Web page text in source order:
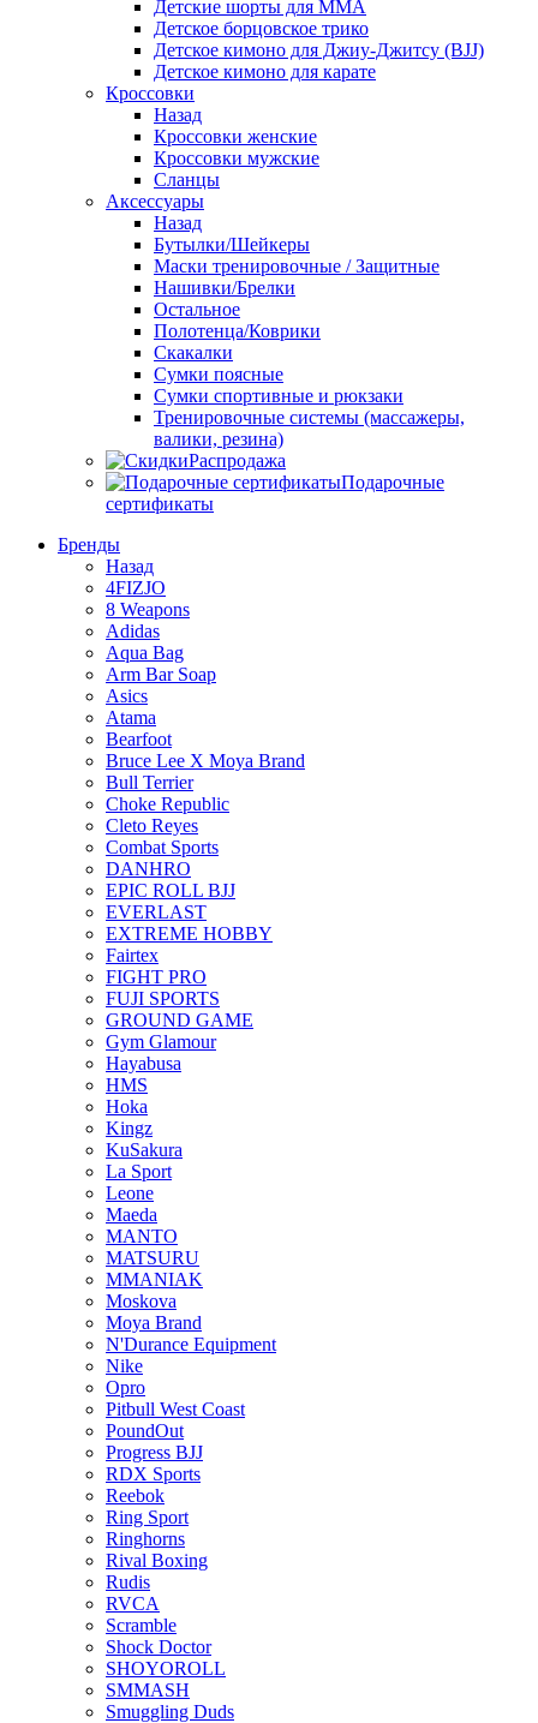
Детские шорты для ММА
Детское борцовское трико
Детское кимоно для Джиу-Джитсу (BJJ)
Детское кимоно для карате
Кроссовки
Назад
Кроссовки женские
Кроссовки мужские
Сланцы
Аксессуары
Назад
Бутылки/Шейкеры
Маски тренировочные / Защитные
Нашивки/Брелки
Остальное
Полотенца/Коврики
Скакалки
Сумки поясные
Сумки спортивные и рюкзаки
Тренировочные системы (массажеры,
валики, резина)
Распродажа
Подарочные
сертификаты
Бренды
Назад
4FIZJO
8 Weapons
Adidas
Aqua Bag
Arm Bar Soap
Asics
Atama
Bearfoot
Bruce Lee X Moya Brand
Bull Terrier
Choke Republic
Cleto Reyes
Combat Sports
DANHRO
EPIC ROLL BJJ
EVERLAST
EXTREME HOBBY
Fairtex
FIGHT PRO
FUJI SPORTS
GROUND GAME
Gym Glamour
Hayabusa
HMS
Hoka
Kingz
KuSakura
La Sport
Leone
Maeda
MANTO
MATSURU
MMANIAK
Moskova
Moya Brand
N'Durance Equipment
Nike
Opro
Pitbull West Coast
PoundOut
Progress BJJ
RDX Sports
Reebok
Ring Sport
Ringhorns
Rival Boxing
Rudis
RVCA
Scramble
Shock Doctor
SHOYOROLL
SMMASH
Smuggling Duds